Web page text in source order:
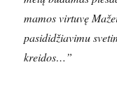
mamos virtuvę
pasididžiavimu
kreidos…”